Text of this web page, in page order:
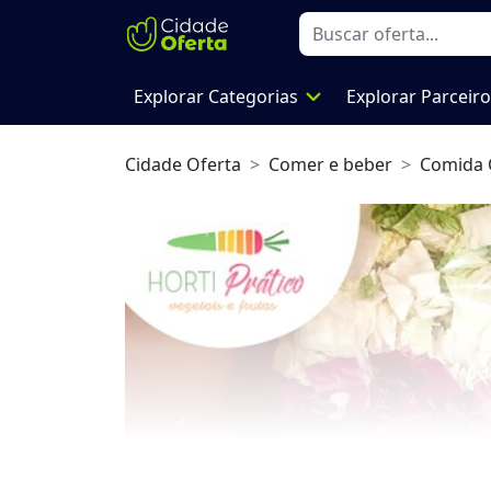
Explorar Categorias expand_more Explorar
Cidade Oferta Comer e beber Comida